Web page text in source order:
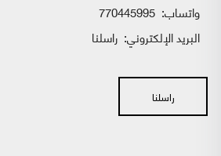
واتساب:
البريد الإلكتروني: راسلنا
راسلنا